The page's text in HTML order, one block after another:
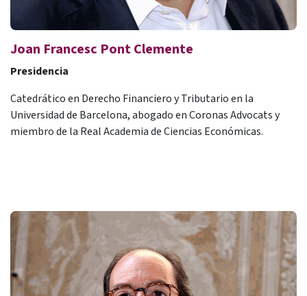
Joan Francesc Pont Clemente
Presidencia
Catedrático en Derecho Financiero y Tributario en la
Universidad de Barcelona, abogado en Coronas Advocats y
miembro de la Real Academia de Ciencias Económicas.